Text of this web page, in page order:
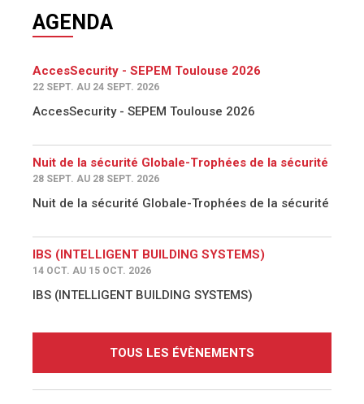
AGENDA
AccesSecurity - SEPEM Toulouse 2026
22 SEPT. AU 24 SEPT. 2026
AccesSecurity - SEPEM Toulouse 2026
Nuit de la sécurité Globale-Trophées de la sécurité
28 SEPT. AU 28 SEPT. 2026
Nuit de la sécurité Globale-Trophées de la sécurité
IBS (INTELLIGENT BUILDING SYSTEMS)
14 OCT. AU 15 OCT. 2026
IBS (INTELLIGENT BUILDING SYSTEMS)
TOUS LES ÉVÈNEMENTS